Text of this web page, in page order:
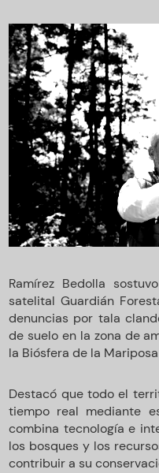
Ramírez Bedolla
satelital Guardián
denuncias por tala
de suelo en la zona de
la Biósfera de la
Destacó que todo el
tiempo real mediante
combina tecnología e
los bosques y los
contribuir a su